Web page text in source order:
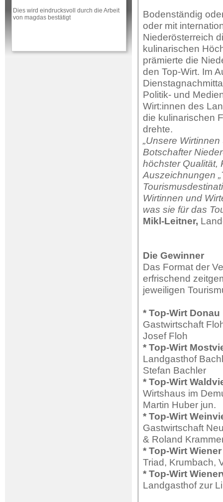
Dies wird eindrucksvoll durch die Arbeit
von magdas bestätigt
Bodenständig
oder mit
Niederösterreich
kulinarischen
prämierte die
den Top-Wirt. Im
Politik- und
Wirt:innen des
die kulinarischen
drehte.
„Unsere
Botschafter
höchster Qualität,
Auszeichnungen
Wirtinnen und
was sie für das
Mikl-Leitner,
Die Gewinner
Das Format der
erfrischend
jeweiligen
* Top-Wirt
Gastwirtschaft
Josef Floh
* Top-Wirt
Landgasthof
Stefan Bachler
* Top-Wirt
Wirtshaus im
Martin Huber jun.
* Top-Wirt
Gastwirtschaft
& Roland
* Top-Wirt
Triad, Krumbach,
* Top-Wirt
Landgasthof zur